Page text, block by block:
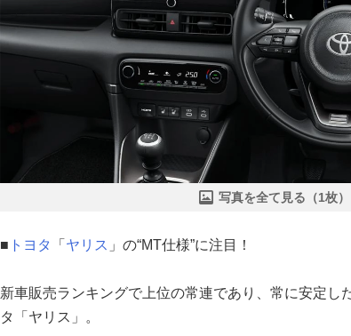
写真を全て見る（1枚）
■ トヨタ 「 ヤリス 」の“MT仕様”に注目！
新車販売ランキングで上位の常連であり、常に安定し
タ「ヤリス」。